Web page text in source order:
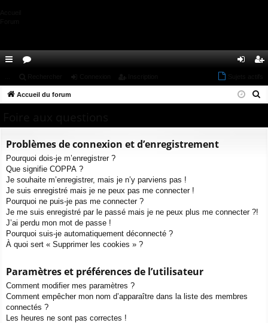
co
s
u ne cri
Accueil du forum
Problèmes de connexion et d’enregistrement
Pourquoi dois-je m’enregistrer ?
Que signifie COPPA ?
Je souhaite m’enregistrer, mais je n’y parviens pas !
Je suis enregistré mais je ne peux pas me connecter !
Pourquoi ne puis-je pas me connecter ?
Je me suis enregistré par le passé mais je ne peux plus me connecter ?!
J’ai perdu mon mot de passe !
Pourquoi suis-je automatiquement déconnecté ?
À quoi sert « Supprimer les cookies » ?
Paramètres et préférences de l’utilisateur
Comment modifier mes paramètres ?
Comment empêcher mon nom d’apparaître dans la liste des membres
connectés ?
Les heures ne sont pas correctes !